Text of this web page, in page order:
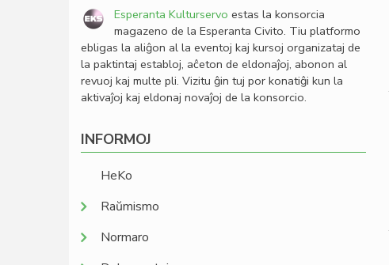
Esperanta Kulturservo estas la konsorcia
magazeno de la Esperanta Civito. Tiu platformo
ebligas la aliĝon al la eventoj kaj kursoj organizataj de
la paktintaj establoj, aĉeton de eldonaĵoj, abonon al
revuoj kaj multe pli. Vizitu ĝin tuj por konatiĝi kun la
aktivaĵoj kaj eldonaj novaĵoj de la konsorcio.
INFORMOJ
HeKo
Raŭmismo
Normaro